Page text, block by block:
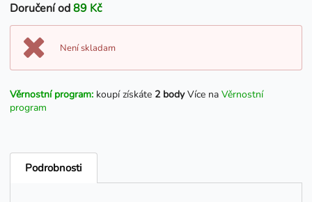
Doručení od89 Kč
Není skladam
Věrnostní program: koupí získáte 2 bodyVíce na Věrnostní
program
Podrobnosti